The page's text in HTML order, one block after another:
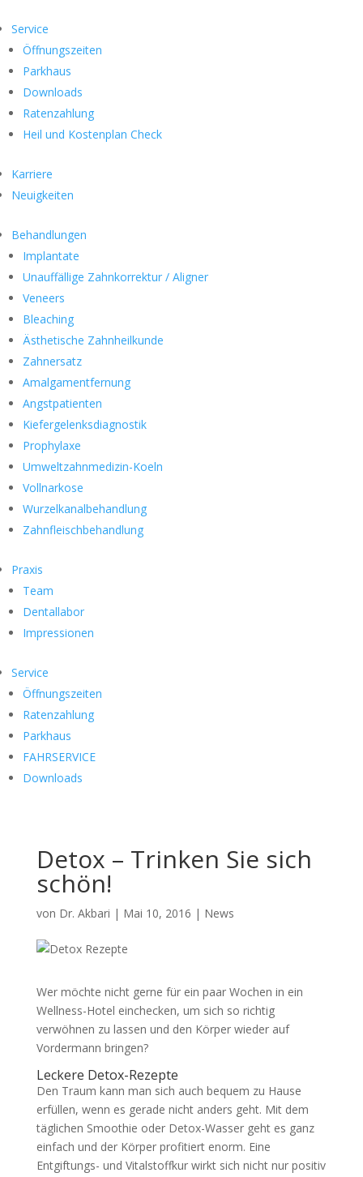
Service
Öffnungszeiten
Parkhaus
Downloads
Ratenzahlung
Heil und Kostenplan Check
Karriere
Neuigkeiten
Behandlungen
Implantate
Unauffällige Zahnkorrektur / Aligner
Veneers
Bleaching
Ästhetische Zahnheilkunde
Zahnersatz
Amalgamentfernung
Angstpatienten
Kiefergelenksdiagnostik
Prophylaxe
Umweltzahnmedizin-Koeln
Vollnarkose
Wurzelkanalbehandlung
Zahnfleischbehandlung
Praxis
Team
Dentallabor
Impressionen
Service
Öffnungszeiten
Ratenzahlung
Parkhaus
FAHRSERVICE
Downloads
Detox – Trinken Sie sich
schön!
von Dr. Akbari | Mai 10, 2016 | News
Wer möchte nicht gerne für ein paar Wochen in ein
Wellness-Hotel einchecken, um sich so richtig
verwöhnen zu lassen und den Körper wieder auf
Vordermann bringen?
Leckere Detox-Rezepte
Den Traum kann man sich auch bequem zu Hause
erfüllen, wenn es gerade nicht anders geht. Mit dem
täglichen Smoothie oder Detox-Wasser geht es ganz
einfach und der Körper profitiert enorm. Eine
Entgiftungs- und Vitalstoffkur wirkt sich nicht nur positiv